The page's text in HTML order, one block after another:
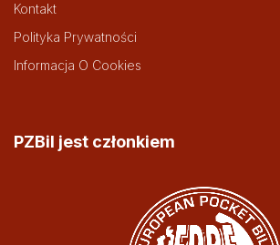
Kontakt
Polityka Prywatności
Informacja O Cookies
PZBil jest członkiem